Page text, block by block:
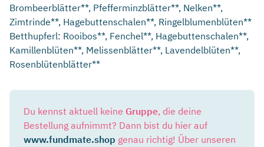
Brombeerblätter**, Pfefferminzblätter**, Nelken**,
Zimtrinde**, Hagebuttenschalen**, Ringelblumenblüten**
Betthupferl: Rooibos**, Fenchel**, Hagebuttenschalen**,
Kamillenblüten**, Melissenblätter**, Lavendelblüten**,
Rosenblütenblätter**
Du kennst aktuell keine Gruppe, die deine
Bestellung aufnimmt? Dann bist du hier auf
www.fundmate.shop genau richtig! Über unseren